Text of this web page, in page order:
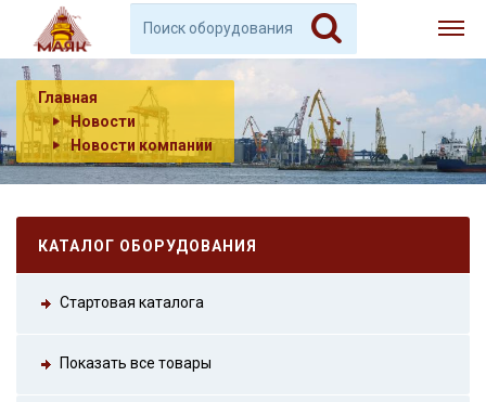
Главная
Новости
Новости компании
КАТАЛОГ ОБОРУДОВАНИЯ
Стартовая каталога
Показать все товары